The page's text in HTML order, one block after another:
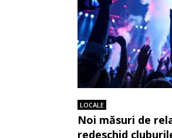
LOCALE
Noi măsuri de
redeschid